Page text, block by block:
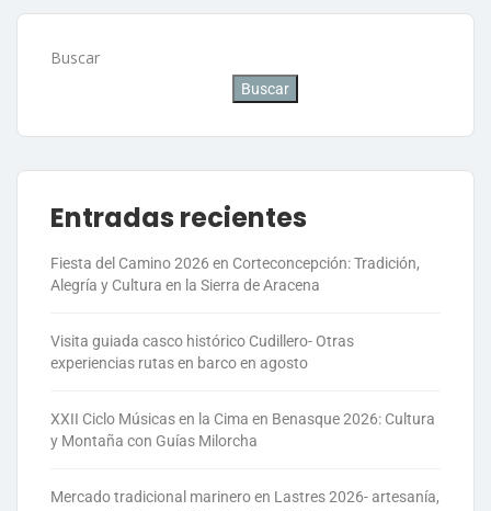
Buscar
Buscar
Entradas recientes
Fiesta del Camino 2026 en Corteconcepción: Tradición,
Alegría y Cultura en la Sierra de Aracena
Visita guiada casco histórico Cudillero- Otras
experiencias rutas en barco en agosto
XXII Ciclo Músicas en la Cima en Benasque 2026: Cultura
y Montaña con Guías Milorcha
Mercado tradicional marinero en Lastres 2026- artesanía,